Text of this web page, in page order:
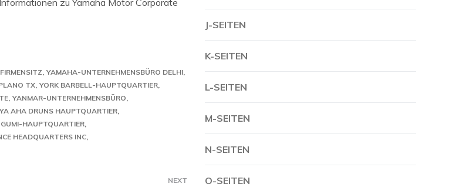
zu Yamaha Motor Corporate
YAMAHA-UNTERNEHMENSBÜRO DELHI
TX YORK BARBELL-HAUPTQUARTIER
YANMAR-UNTERNEHMENSBÜRO
YA AHA DRUNS HAUPTQUARTIER
HAUPTQUARTIER
HEADQUARTERS INC
NEXT
J-SEITEN
K-SEITEN
L-SEITEN
M-SEITEN
N-SEITEN
O-SEITEN